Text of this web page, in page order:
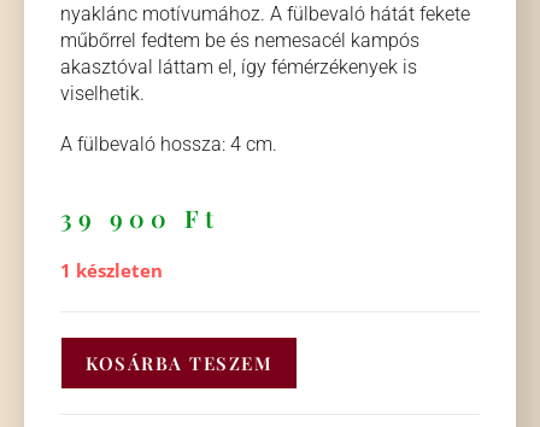
nyaklánc motívumához. A fülbevaló hátát fekete
műbőrrel fedtem be és nemesacél kampós
akasztóval láttam el, így fémérzékenyek is
viselhetik.
A fülbevaló hossza: 4 cm.
39 900 Ft
1 készleten
KOSÁRBA TESZEM